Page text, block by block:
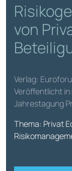
von
Verlag:
Veröffentlicht
Jahrestagung
Thema: Privat